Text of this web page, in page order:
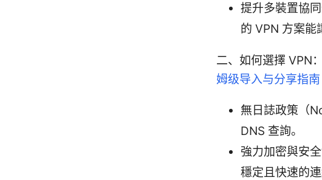
提升多裝置協
的 VPN 方案能
二、如何選擇 VPN
姆级导入与分享指南
無日誌政策（
DNS 查詢。
強力加密與安
穩定且快速的連